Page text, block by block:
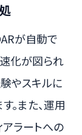
が自動で
速化が図られ
やスキルに
。また、運用
アラートへの